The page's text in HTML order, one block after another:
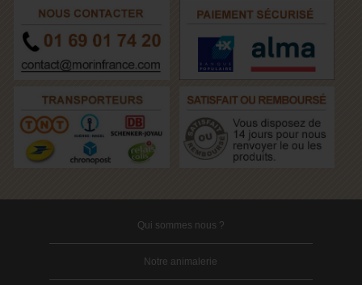
Qui sommes nous ?
Notre animalerie